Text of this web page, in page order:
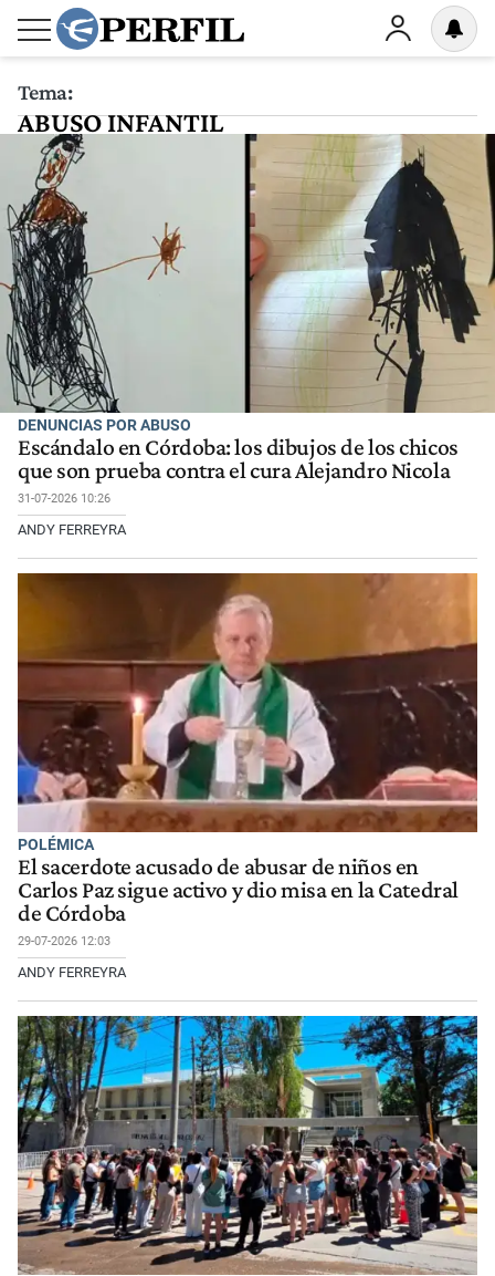
Tema:
ABUSO INFANTIL
DENUNCIAS POR ABUSO
Escándalo en Córdoba: los dibujos de los chicos
que son prueba contra el cura Alejandro Nicola
31-07-2026 10:26
ANDY FERREYRA
POLÉMICA
El sacerdote acusado de abusar de niños en
Carlos Paz sigue activo y dio misa en la Catedral
de Córdoba
29-07-2026 12:03
ANDY FERREYRA